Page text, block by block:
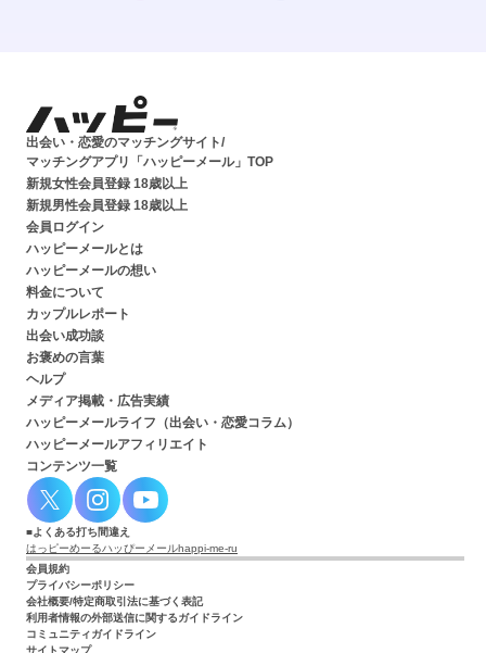
出会い・恋愛のマッチングサイト/
マッチングアプリ「ハッピーメール」TOP
新規女性会員登録 18歳以上
新規男性会員登録 18歳以上
会員ログイン
ハッピーメールとは
ハッピーメールの想い
料金について
カップルレポート
出会い成功談
お褒めの言葉
ヘルプ
メディア掲載・広告実績
ハッピーメールライフ（出会い・恋愛コラム）
ハッピーメールアフィリエイト
コンテンツ一覧
よくある打ち間違え
はっピーめーるハッぴーメールhappi-me-ru
会員規約
プライバシーポリシー
会社概要/特定商取引法に基づく表記
利用者情報の外部送信に関するガイドライン
コミュニティガイドライン
サイトマップ